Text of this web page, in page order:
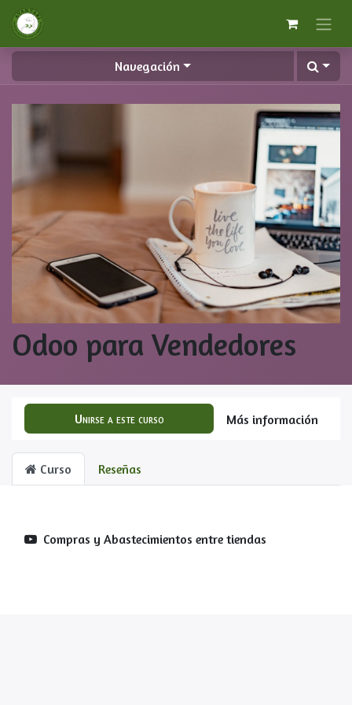
Navegación
Odoo para Vendedores
Unirse a este curso Más información
Curso Reseñas
Compras y Abastecimientos entre tiendas